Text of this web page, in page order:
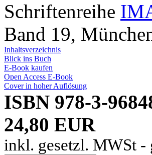
Schriftenreihe
Band 19,
Inhaltsverzeichnis
Blick ins Buch
E-Book kaufen
Open Access E-Book
Cover in hoher Auflösung
ISBN 978-3-
24,80 EUR
inkl. gesetzl. MWSt -